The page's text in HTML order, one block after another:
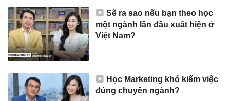
Sẽ ra sao nếu bạn theo học
một ngành lần đầu xuất hiện ở
Việt Nam?
Học Marketing khó kiếm việc
đúng chuyên ngành?